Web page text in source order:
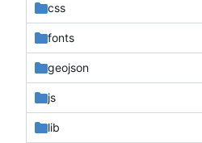
css
fonts
geojson
js
lib